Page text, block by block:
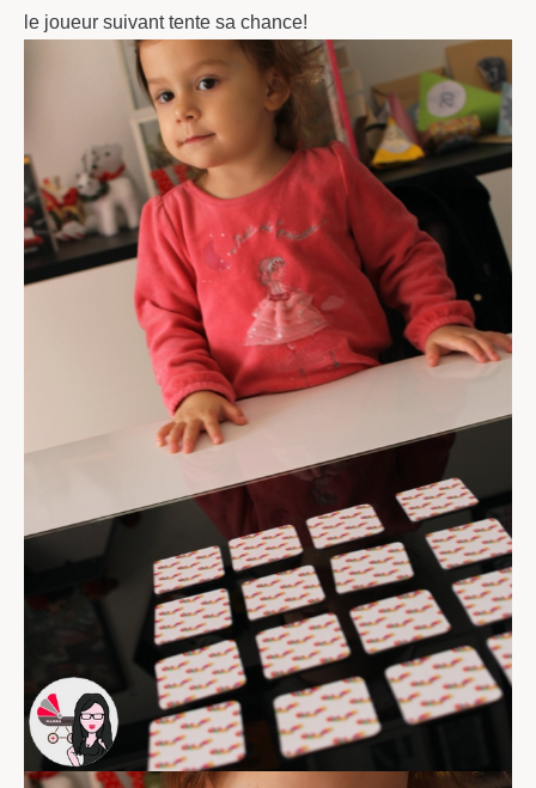
le joueur suivant tente sa chance!